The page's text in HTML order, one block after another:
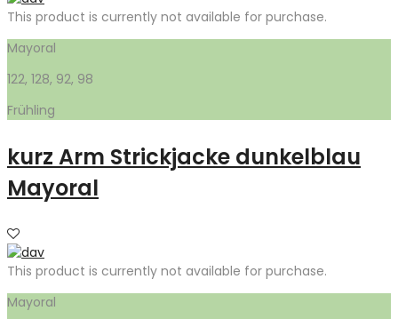
This product is currently not available for purchase.
Mayoral
122, 128, 92, 98
Frühling
kurz Arm Strickjacke dunkelblau
Mayoral
This product is currently not available for purchase.
Mayoral